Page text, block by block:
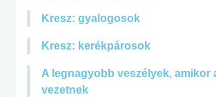
Kresz: gyalogosok
Kresz: kerékpárosok
A legnagyobb veszélyek, amikor
vezetnek